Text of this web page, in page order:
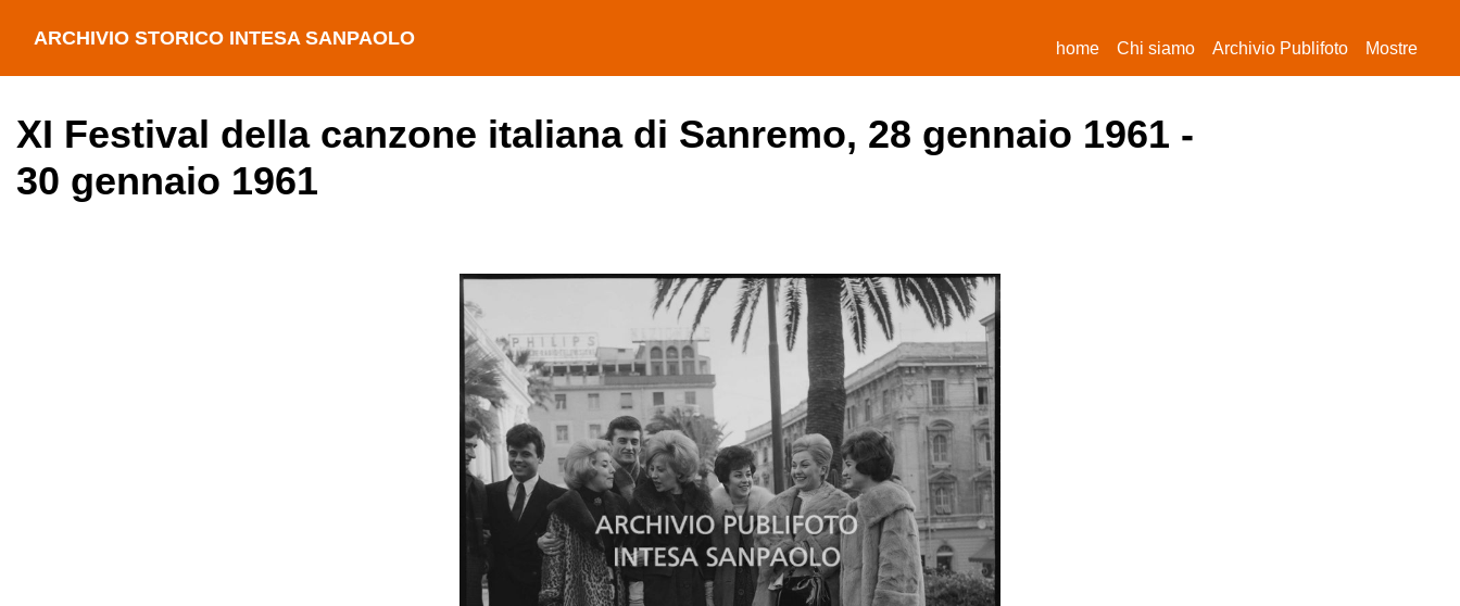
ARCHIVIO STORICO INTESA SANPAOLO home(current)
Chi siamo Archivio Publifoto Mostre
XI Festival della canzone italiana di Sanremo, 28 gennaio 1961 -
30 gennaio 1961